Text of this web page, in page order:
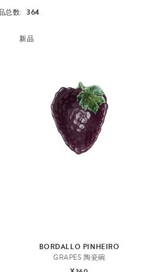
总数:364
新品
BORDALLO PINHEIRO
GRAPES 陶瓷碗